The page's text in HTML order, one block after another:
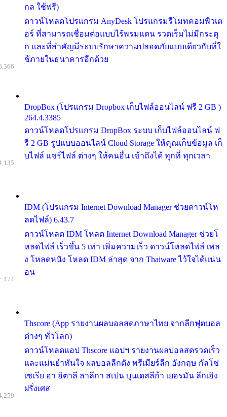
กล ใช้ฟรี)
ดาวน์โหลดโปรแกรม AnyDesk โปรแกรมรีโมทคอมพิวเต
อร์ ที่สามารถเชื่อมต่อแบบไร้พรมแดน รวดเร็มไม่มีกระตุ
ก และที่สำคัญมีระบบรักษาความปลอดภัยแบบเดียวกับที่ใ
ช้ภายในธนาคารอีกด้วย
DropBox (โปรแกรม Dropbox เก็บไฟล์ออนไลน์ ฟรี 2 GB )
264.4.3385
ดาวน์โหลดโปรแกรม DropBox ระบบ เก็บไฟล์ออนไลน์ ฟ
รี 2 GB รูปแบบออนไลน์ Cloud Storage ให้คุณเก็บข้อมูล เก็
บไฟล์ แชร์ไฟล์ ต่างๆ ให้คนอื่น เข้าถึงได้ ทุกที่ ทุกเวลา
IDM (โปรแกรม Internet Download Manager ช่วยดาวน์โห
ลดไฟล์) 6.43.7
ดาวน์โหลด IDM โหลด Internet Download Manager ช่วยโ
หลดไฟล์ เร็วขึ้น 5 เท่า เพิ่มความเร็ว ดาวน์โหลดไฟล์ เพล
ง โหลดหนัง โหลด IDM ล่าสุด จาก Thaiware ไว้ใจได้แน่น
อน
Thscore (App รายงานผลบอลสดภาษาไทย จากลีกฟุตบอล
ต่างๆ ทั่วโลก)
ดาวน์โหลดแอป Thscore แอปฯ รายงานผลบอลสดรวดเร็ว
และแม่นยำทันใจ ผลบอลลีกดัง พรีเมียร์ลีก อังกฤษ กัลโช่
เซเรีย อา อิตาลี ลาลีกา สเปน บุนเดสลีก้า เยอรมัน ลีกเอิง
ฝรั่งเศส
474